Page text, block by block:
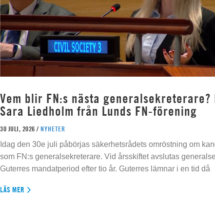
Vem blir FN:s nästa generalsekreterare?
Sara Liedholm från Lunds FN-förening
30 JULI, 2026 / NYHETER
Idag den 30e juli påbörjas säkerhetsrådets omröstning om
som FN:s generalsekreterare. Vid årsskiftet avslutas
Guterres mandatperiod efter tio år. Guterres lämnar i en tid då
LÄS MER